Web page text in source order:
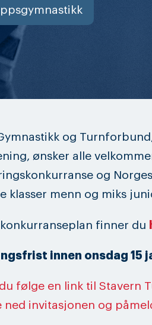
og
ønsker alle
og
klasser menn og miks
finner du
innen onsdag 15
følge en link til Stavern
ned invitasjonen og